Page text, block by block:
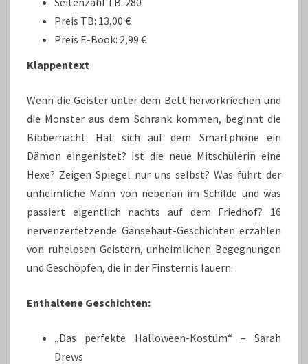
Preis TB: 13,00 €
Preis E-Book: 2,99 €
Klappentext
Wenn die Geister unter dem Bett hervorkriechen und
die Monster aus dem Schrank kommen, beginnt die
Bibbernacht. Hat sich auf dem Smartphone ein
Dämon eingenistet? Ist die neue Mitschülerin eine
Hexe? Zeigen Spiegel nur uns selbst? Was führt der
unheimliche Mann von nebenan im Schilde und was
passiert eigentlich nachts auf dem Friedhof? 16
nervenzerfetzende Gänsehaut-Geschichten erzählen
von ruhelosen Geistern, unheimlichen Begegnungen
und Geschöpfen, die in der Finsternis lauern.
Enthaltene Geschichten:
„Das perfekte Halloween-Kostüm“ – Sarah
Drews